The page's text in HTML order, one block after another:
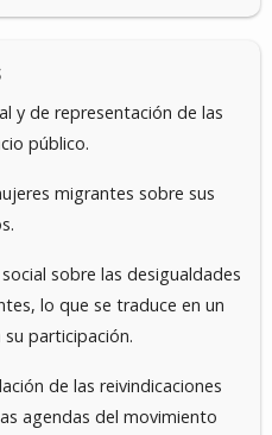
y de representación de las
público.
migrantes sobre sus
sobre las desigualdades
lo que se traduce en un
participación.
de las reivindicaciones
agendas del movimiento